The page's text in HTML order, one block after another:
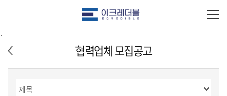
.
협력업체 모집공고